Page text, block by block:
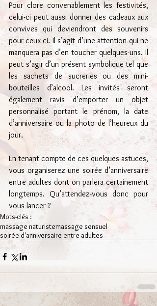
Pour clore convenablement les festivités,
celui-ci peut aussi donner des cadeaux aux
convives qui deviendront des souvenirs
pour ceux-ci. Il s’agit d’une attention qui ne
manquera pas d’en toucher quelques-uns. Il
peut s’agir d’un présent symbolique tel que
les sachets de sucreries ou des mini-
bouteilles d’alcool. Les invités seront
également ravis d’emporter un objet
personnalisé portant le prénom, la date
d’anniversaire ou la photo de l’heureux du
jour.
En tenant compte de ces quelques astuces,
vous organiserez une soirée d’anniversaire
entre adultes dont on parlera certainement
longtemps. Qu’attendez-vous donc pour
vous lancer ?
Mots-clés :
massage naturistemassage sensuel
soirée d'anniversaire entre adultes